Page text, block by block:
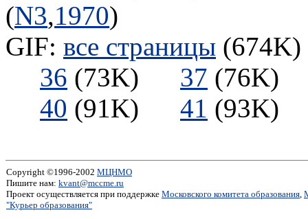
(N3,1970)
GIF: все страницы
36 (73K) 37
40 (91K) 41
Copyright ©1996-2002 МЦНМО
Пишите нам: kvant@mccme.ru
Проект осуществляется при поддержке Московского комитета образования,
"Курьер образования"